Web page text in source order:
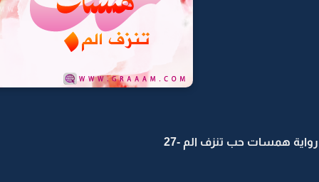
رواية همسات حب تنزف الم -27